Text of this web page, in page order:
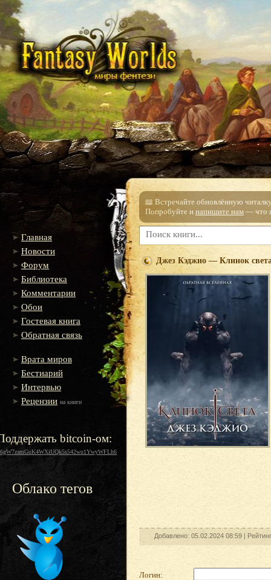
Главная
Новости
Форум
Библиотека
Комментарии
Обои
Гостевая книга
Обратная связь
Врата миров
Бестиарий
Интервью
Рецензии на книги
bitcoin-ом:
Облако тегов
📖 Встречайте обновлённую
Попробуйте и напишите нам — что
Джез Кэджио — Клинок
Добавлено: 05.02.2024 08:59 |
Логин: